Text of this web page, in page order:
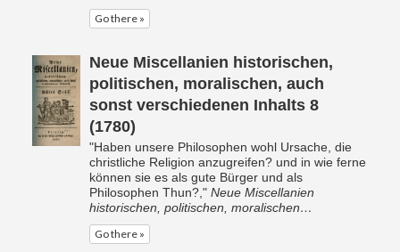
Go there »
Neue Miscellanien historischen,
politischen, moralischen, auch
sonst verschiedenen Inhalts 8
(1780)
"Haben unsere Philosophen wohl Ursache, die
christliche Religion anzugreifen? und in wie ferne
können sie es als gute Bürger und als
Philosophen Thun?," Neue Miscellanien
historischen, politischen, moralischen…
Go there »